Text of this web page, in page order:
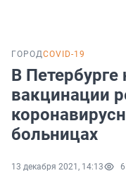
ГОРОДCOVID-19
В Петербурге
вакцинации
больницах
13 декабря 2021, 14:13